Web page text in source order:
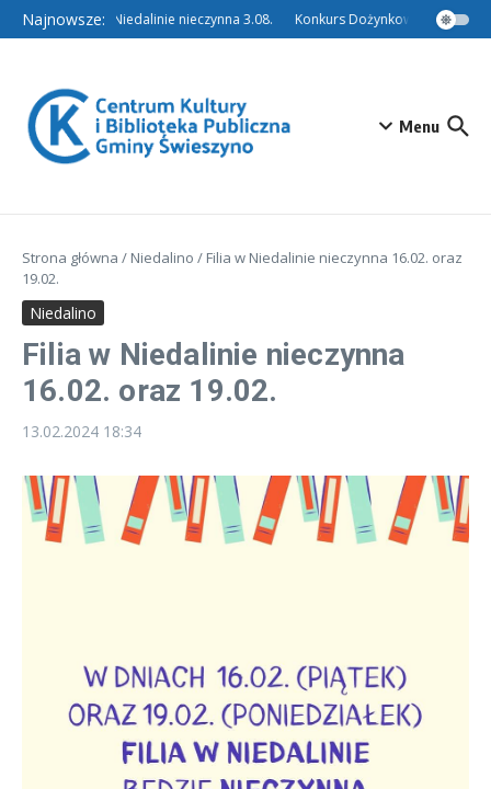
Przejdź do treści
Najnowsze:Filia w Niedalinie nieczynna 3.08. Konkurs Dożynkowy –
Menu
Strona główna / Niedalino / Filia w Niedalinie nieczynna 16.02. oraz
19.02.
Niedalino
Filia w Niedalinie nieczynna
16.02. oraz 19.02.
13.02.2024 18:34